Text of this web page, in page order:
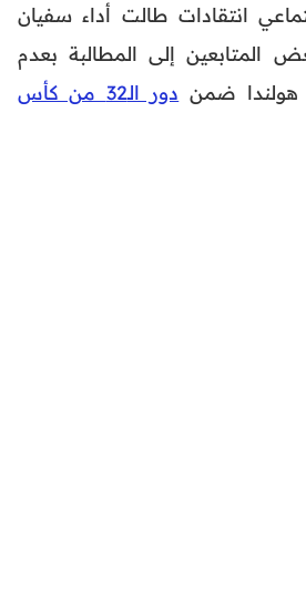
انتقادات طالت أداء سفيان
المتابعين إلى المطالبة بعدم
هولندا ضمن
دور الـ32 من كأس